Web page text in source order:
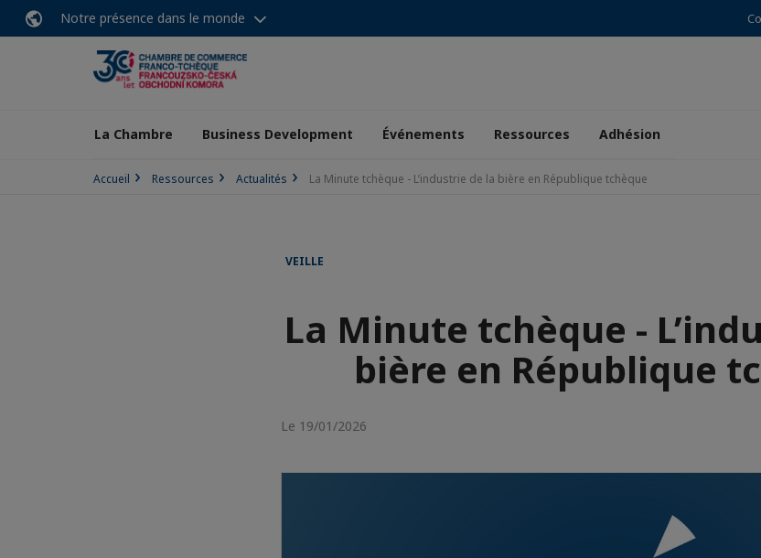
Notre présence dans le monde
La Chambre Business Development Événements Ressources Adhésion
Accueil Ressources Actualités La Minute tchèque - L’industrie de la bière en République tchèque
VEILLE
La Minute tchèque -
bière en République
Le 19/01/2026